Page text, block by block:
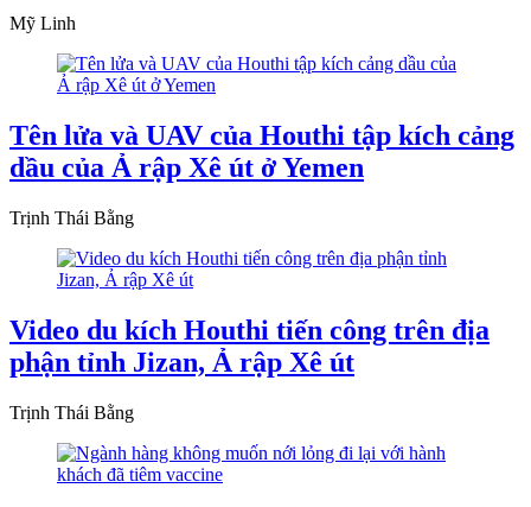
Mỹ Linh
Tên lửa và UAV của Houthi tập kích cảng
dầu của Ả rập Xê út ở Yemen
Trịnh Thái Bằng
Video du kích Houthi tiến công trên địa
phận tỉnh Jizan, Ả rập Xê út
Trịnh Thái Bằng